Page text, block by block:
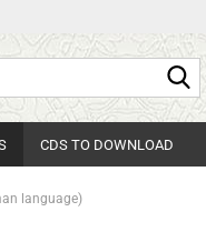
CDS TO DOWNLOAD
language)